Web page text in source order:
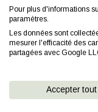
Pour plus d'informations
paramètres.
Les données sont
mesurer l'efficacité des
partagées avec Google
Accepter tout
Coiffeurs
Conseils
FAQ